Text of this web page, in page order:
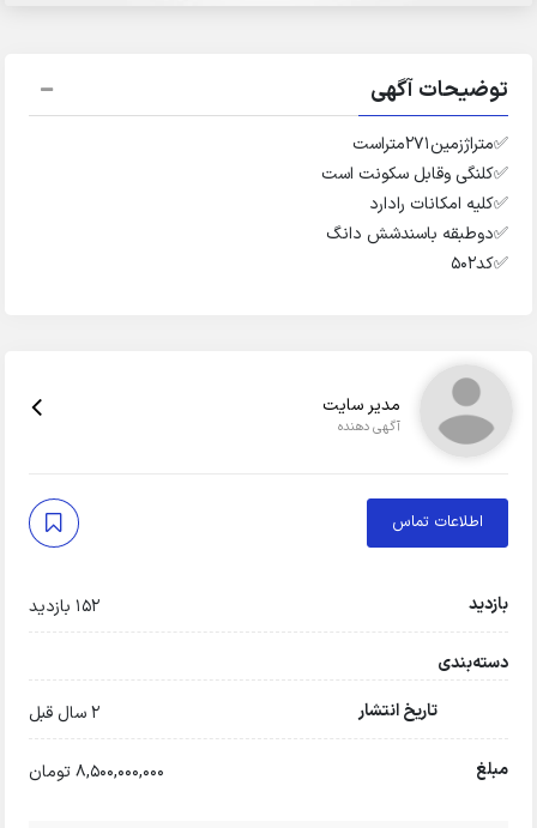
توضیحات آگهی
✅️متراژزمین۲۷۱متراست
✅️کلنگی وقابل سکونت است
✅️کلیه امکانات رادارد
✅️دوطبقه باسندشش دانگ
✅️کد۵۰۲
مدیر سایت
آگهی دهنده
اطلاعات تماس
بازدید 152 بازدید
دسته‌بندی
تاریخ انتشار
2 سال قبل
مبلغ 8,500,000,000 تومان